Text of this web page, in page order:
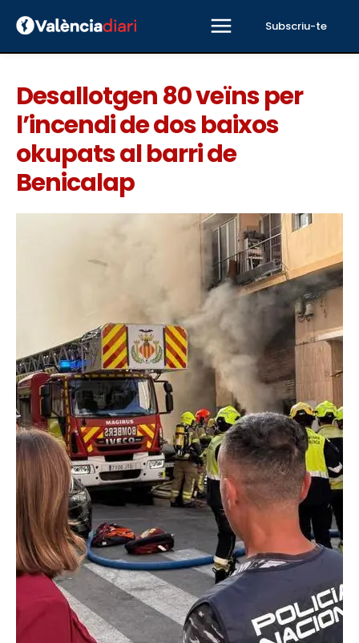
Subscriu-te
Desallotgen 80 veïns per
l’incendi de dos baixos
okupats al barri de
Benicalap